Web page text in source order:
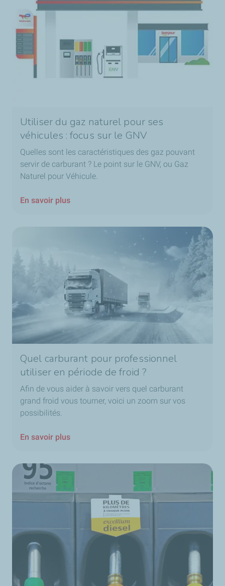
Utiliser du gaz naturel pour ses
véhicules : focus sur le GNV
Quelles sont les caractéristiques des gaz pouvant
servir de carburant ? Le point sur le GNV, ou Gaz
Naturel pour Véhicule.
En savoir plus
Quel carburant pour professionnel
utiliser en période de froid ?
Afin de vous aider à savoir vers quel carburant
grand froid vous tourner, voici un zoom sur vos
possibilités.
En savoir plus